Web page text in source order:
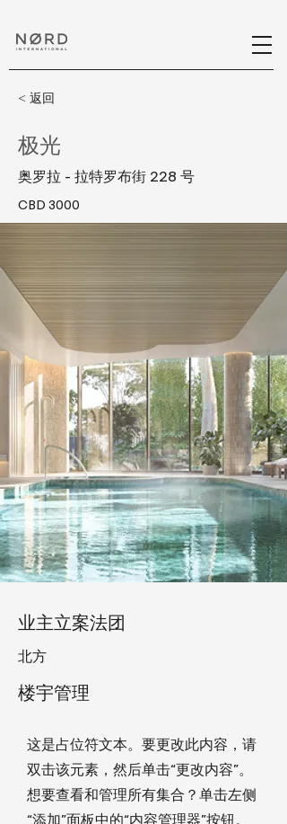
< 返回
极光
奥罗拉 - 拉特罗布街 228 号
CBD 3000
业主立案法团
北方
楼宇管理
这是占位符文本。要更改此内容，请
双击该元素，然后单击“更改内容”。
想要查看和管理所有集合？单击左侧